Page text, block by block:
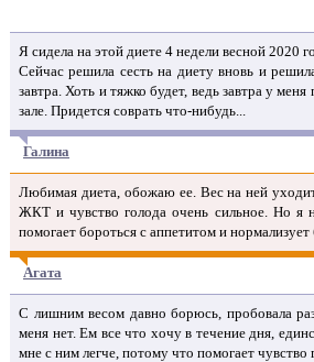
Я сидела на этой диете 4 недели весной
Сейчас решила сесть на диету вновь и
завтра. Хоть и тяжко будет, ведь завтра у
зале. Придется соврать что-нибудь...
Галина
Любимая диета, обожаю ее. Вес на ней
ЖКТ и чувство голода очень сильное. Но я
помогает бороться с аппетитом и
Агата
С лишним весом давно борюсь, пробовала
меня нет. Ем все что хочу в течение дня,
мне с ним легче, потому что помогает чувство